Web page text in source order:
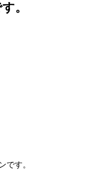
。
です。